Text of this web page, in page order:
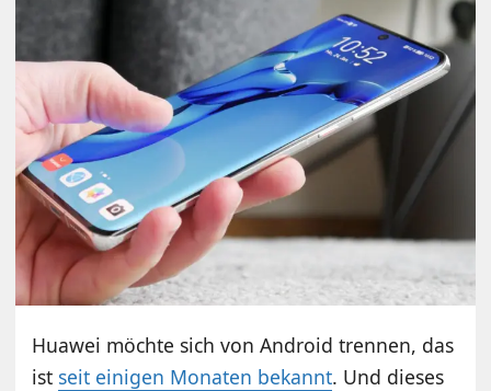
Huawei möchte sich von Android trennen, das
ist seit einigen Monaten bekannt. Und dieses